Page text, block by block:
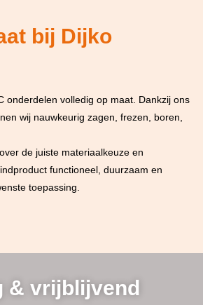
bij Dijko
onderdelen volledig op maat. Dankzij ons
wij nauwkeurig zagen, frezen, boren,
de juiste materiaalkeuze en
functioneel, duurzaam en
toepassing.
& vrijblijvend